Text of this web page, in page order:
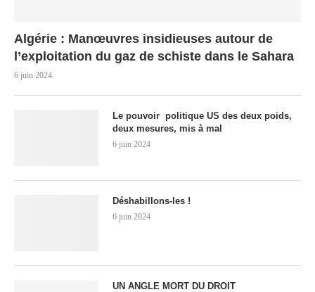
Algérie : Manœuvres insidieuses autour de
l’exploitation du gaz de schiste dans le Sahara
6 juin 2024
Le pouvoir politique US des deux poids,
deux mesures, mis à mal
6 juin 2024
Déshabillons-les !
6 juin 2024
UN ANGLE MORT DU DROIT